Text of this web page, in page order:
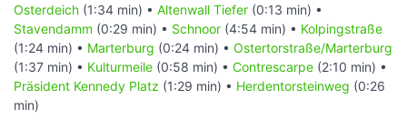
Osterdeich (1:34 min) • Altenwall Tiefer (0:13 min) •
Stavendamm (0:29 min) • Schnoor (4:54 min) • Kolpingstraße
(1:24 min) • Marterburg (0:24 min) • Ostertorstraße/Marterburg
(1:37 min) • Kulturmeile (0:58 min) • Contrescarpe (2:10 min) •
Präsident Kennedy Platz (1:29 min) • Herdentorsteinweg (0:26
min)